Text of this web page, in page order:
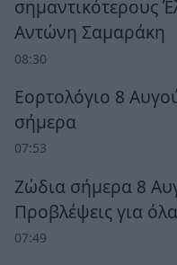
σημαντικότερους
Αντώνη Σαμαράκη
08:30
Εορτολόγιο 8
σήμερα
07:53
Ζώδια σήμερα 8
Προβλέψεις για
07:49